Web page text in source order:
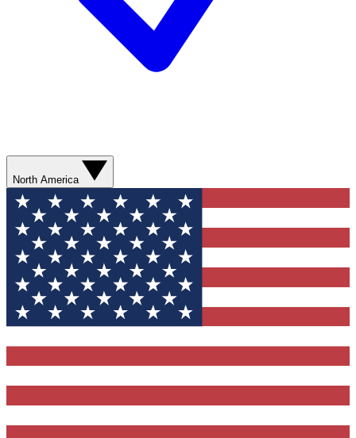
North America